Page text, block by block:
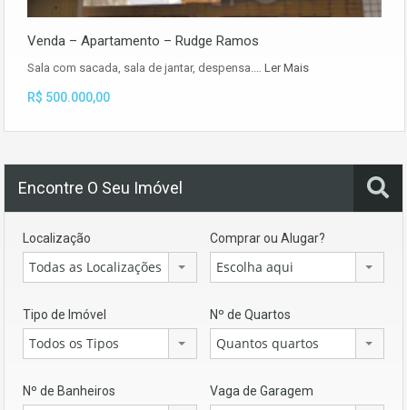
Venda – Apartamento – Rudge Ramos
Sala com sacada, sala de jantar, despensa.… Ler Mais
R$ 500.000,00
Encontre O Seu Imóvel
Localização
Todas as Localizações
Comprar ou Alugar?
Escolha aqui
Tipo de Imóvel
Todos os Tipos
Nº de Quartos
Quantos quartos
Nº de Banheiros Vaga de Garagem